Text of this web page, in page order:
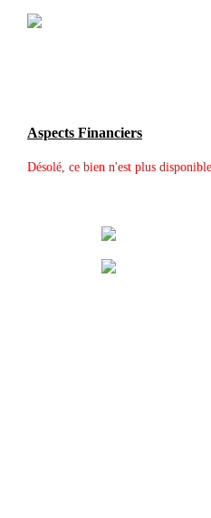
Aspects Financiers
Désolé, ce bien n'est plus disponible